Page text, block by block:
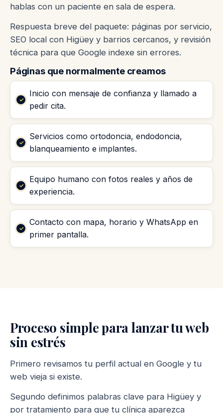
hablas con un paciente en sala de espera.
Respuesta breve del paquete: páginas por servicio,
SEO local con Higüey y barrios cercanos, y revisión
técnica para que Google indexe sin errores.
Páginas que normalmente creamos
Inicio con mensaje de confianza y llamado a
pedir cita.
Servicios como ortodoncia, endodoncia,
blanqueamiento e implantes.
Equipo humano con fotos reales y años de
experiencia.
Contacto con mapa, horario y WhatsApp en
primer pantalla.
Proceso simple para lanzar tu web
sin estrés
Primero revisamos tu perfil actual en Google y tu
web vieja si existe.
Segundo definimos palabras clave para Higüey y
por tratamiento para que tu clínica aparezca